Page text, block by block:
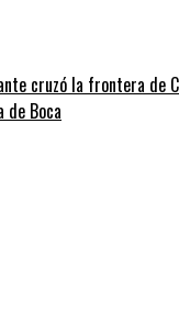
cruzó la frontera de
de Boca